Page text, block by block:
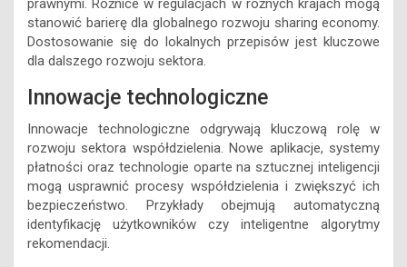
prawnymi. Różnice w regulacjach w różnych krajach mogą
stanowić barierę dla globalnego rozwoju sharing economy.
Dostosowanie się do lokalnych przepisów jest kluczowe
dla dalszego rozwoju sektora.
Innowacje technologiczne
Innowacje technologiczne odgrywają kluczową rolę w
rozwoju sektora współdzielenia. Nowe aplikacje, systemy
płatności oraz technologie oparte na sztucznej inteligencji
mogą usprawnić procesy współdzielenia i zwiększyć ich
bezpieczeństwo. Przykłady obejmują automatyczną
identyfikację użytkowników czy inteligentne algorytmy
rekomendacji.